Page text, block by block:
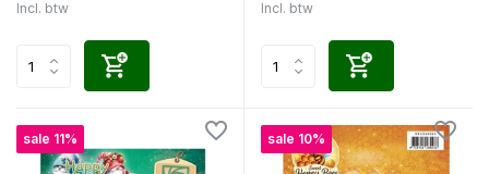
Incl. btw Incl. btw
sale 11% sale 10%